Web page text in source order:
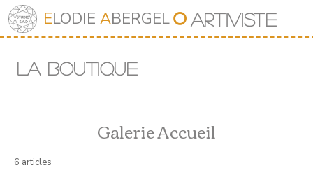
ELODIEABERGEL⭘ Artiviste
LA BOUTIQUE
Galerie Accueil
6 articles